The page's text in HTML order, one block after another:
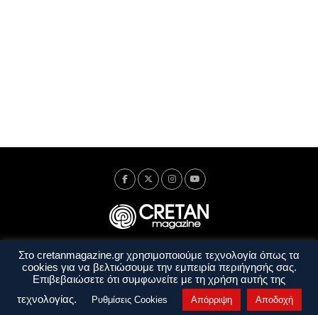
Ταυτότητα Πολιτική Απορρήτου
Όροι Χρήσης
Όροι και Προϋποθέσεις
Στο cretanmagazine.gr χρησιμοποιούμε τεχνολογία όπως τα
cookies για να βελτιώσουμε την εμπειρία περιήγησής σας.
Επιβεβαιώσετε ότι συμφωνείτε με τη χρήση αυτής της
τεχνολογίας.
Ρυθμίσεις Cookies Απόρριψη Αποδοχή